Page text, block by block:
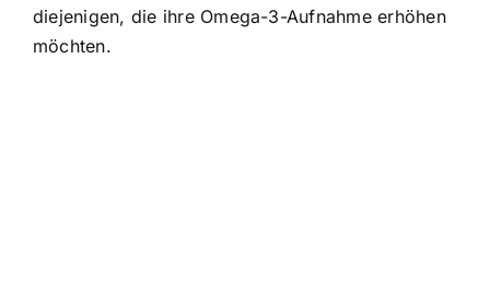
diejenigen, die ihre Omega-3-Aufnahme erhöhen
möchten.